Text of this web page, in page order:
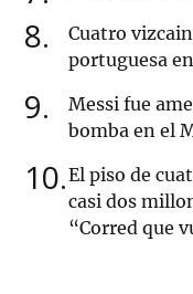
8
Cuatro
portuguesa
9
Messi fue
bomba en el
10 El piso de
casi dos
“Corred que